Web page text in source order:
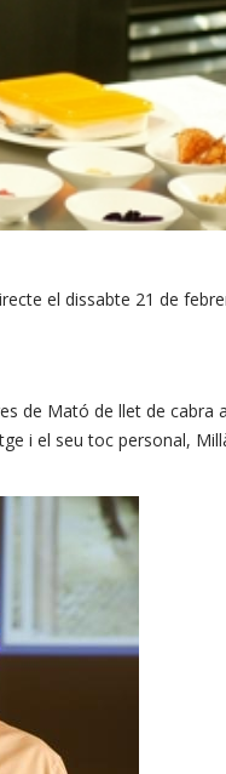
el dissabte 21 de
de Mató de llet de cabra
i el seu toc personal,